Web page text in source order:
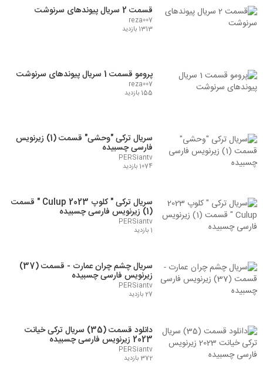
قسمت 2 سریال پیوندهای سرنوشت
reza007
1313 بازدید
پرومو قسمت 1 سریال پیوندهای سرنوشت
reza007
155 بازدید
سریال ترکی "وحشی" قسمت (1) زیرنویس
فارسی چسبیده
PERSiantv
1074 بازدید
سریال ترکی " کلوپ 2023 Culup " قسمت
(1) زیرنویس فارسی چسبیده
PERSiantv
1 بازدید
سریال چشم چران عمارت - قسمت (37)
زیرنویس فارسی چسبیده
PERSiantv
27 بازدید
دانلود قسمت (35) سریال ترکی خیانت
2023 زیرنویس فارسی چسبیده
PERSiantv
372 بازدید